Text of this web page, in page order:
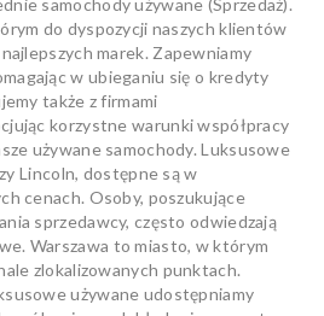
do dyspozycji naszych klientów
marek. Zapewniamy
w ubieganiu się o kredyty
także z firmami
korzystne warunki współpracy
używane samochody. Luksusowe
Lincoln, dostępne są w
cenach. Osoby, poszukujące
sprzedawcy, często odwiedzają
Warszawa to miasto, w którym
zlokalizowanych punktach.
używane udostępniamy